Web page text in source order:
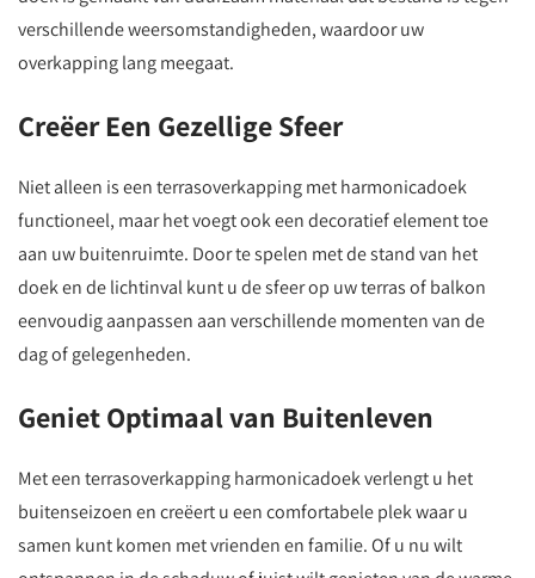
verschillende weersomstandigheden, waardoor uw
overkapping lang meegaat.
Creëer Een Gezellige Sfeer
Niet alleen is een terrasoverkapping met harmonicadoek
functioneel, maar het voegt ook een decoratief element toe
aan uw buitenruimte. Door te spelen met de stand van het
doek en de lichtinval kunt u de sfeer op uw terras of balkon
eenvoudig aanpassen aan verschillende momenten van de
dag of gelegenheden.
Geniet Optimaal van Buitenleven
Met een terrasoverkapping harmonicadoek verlengt u het
buitenseizoen en creëert u een comfortabele plek waar u
samen kunt komen met vrienden en familie. Of u nu wilt